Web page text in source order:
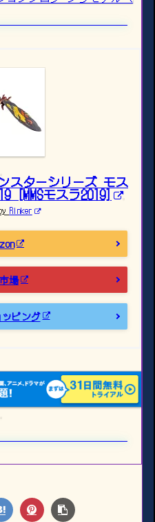
スターシリーズ モス
[MMSモスラ2019]
Rinker
場
ッピング